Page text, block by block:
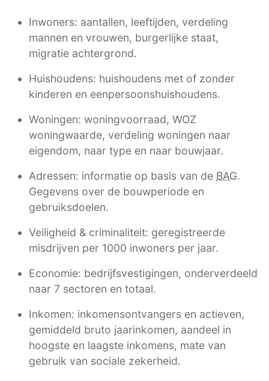
Inwoners: aantallen, leeftijden, verdeling
mannen en vrouwen, burgerlijke staat,
migratie achtergrond.
Huishoudens: huishoudens met of zonder
kinderen en eenpersoonshuishoudens.
Woningen: woningvoorraad, WOZ
woningwaarde, verdeling woningen naar
eigendom, naar type en naar bouwjaar.
Adressen: informatie op basis van de BAG.
Gegevens over de bouwperiode en
gebruiksdoelen.
Veiligheid & criminaliteit: geregistreerde
misdrijven per 1000 inwoners per jaar.
Economie: bedrijfsvestigingen, onderverdeeld
naar 7 sectoren en totaal.
Inkomen: inkomensontvangers en actieven,
gemiddeld bruto jaarinkomen, aandeel in
hoogste en laagste inkomens, mate van
gebruik van sociale zekerheid.